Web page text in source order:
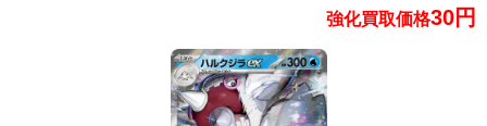
強化買取価格30円